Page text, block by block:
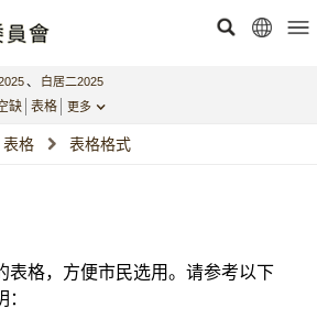
、 白居二2025
缺 表格 更多
表格 表格格式
表格，方便市民选用。请参考以下